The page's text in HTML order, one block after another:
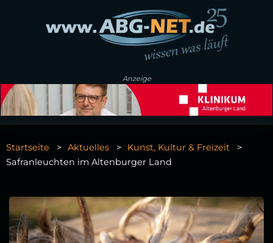
Anzeige
Startseite Aktuelles
Kunst, Kultur & Freizeit
Safranleuchten im Altenburger Land